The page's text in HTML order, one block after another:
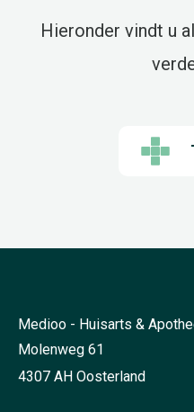
Hieronder vindt u
Medioo - Huisarts &
Molenweg 61
4307 AH Oosterland